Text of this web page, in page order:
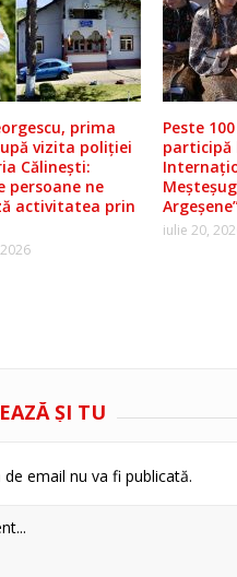
prima
vizita poliției
Călinești:
persoane ne
activitatea prin
Peste
participă
iulie 20,
ŞI TU
de email nu va fi publicată.